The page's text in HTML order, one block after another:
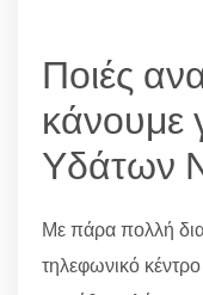
Ποιές
κάνουμε
Υδάτων
Με πάρα πολλή
τηλεφωνικό